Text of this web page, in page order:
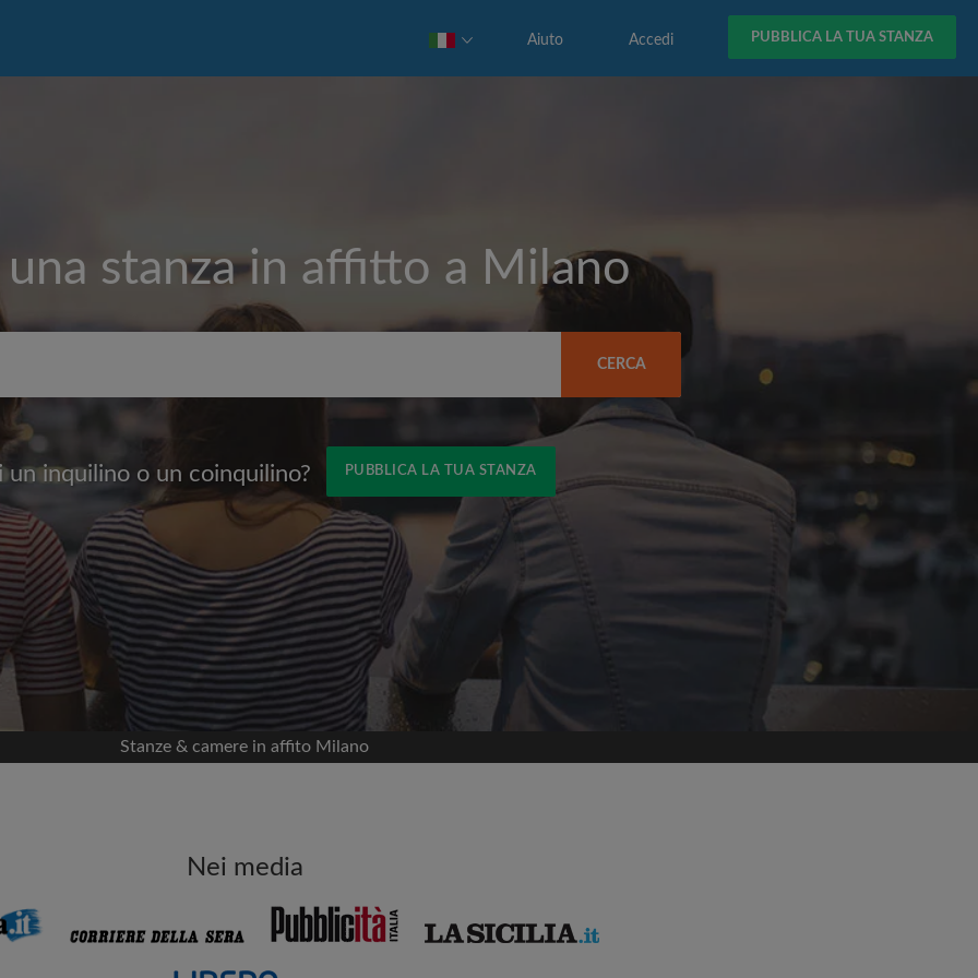
PUBBLICA LA TUA STANZA
Accedi
Aiuto
stanza in affitto a Milano
CERCA
un inquilino o un coinquilino? PUBBLICA LA TUA STANZA
nella tua cronologia
per te
coinquilini
e ai proprietari
stai cercando
Affitto max. al mese (€)
Data di trasferimento
Password
Stanze & camere in affito Milano
Nei media